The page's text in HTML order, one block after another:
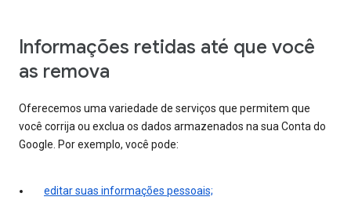
Informações retidas até que você
as remova
Oferecemos uma variedade de serviços que permitem que
você corrija ou exclua os dados armazenados na sua Conta do
Google. Por exemplo, você pode:
editar suas informações pessoais;